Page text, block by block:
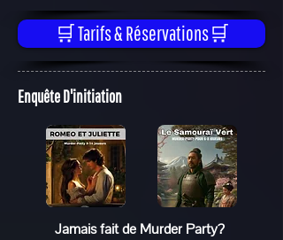
🛒 Tarifs & Réservations🛒
Enquête D'initiation
Jamais fait de Murder Party?